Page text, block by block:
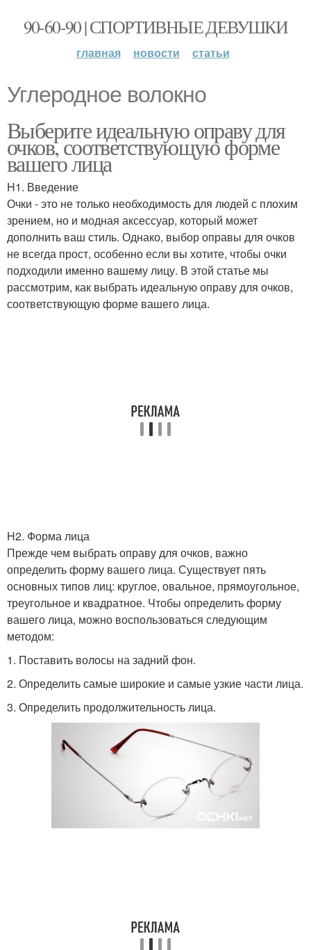
90-60-90 | СПОРТИВНЫЕ ДЕВУШКИ
главная новости статьи
Углеродное волокно
Выберите идеальную оправу для
очков, соответствующую форме
вашего лица
H1. Введение
Очки - это не только необходимость для людей с плохим
зрением, но и модная аксессуар, который может
дополнить ваш стиль. Однако, выбор оправы для очков
не всегда прост, особенно если вы хотите, чтобы очки
подходили именно вашему лицу. В этой статье мы
рассмотрим, как выбрать идеальную оправу для очков,
соответствующую форме вашего лица.
H2. Форма лица
Прежде чем выбрать оправу для очков, важно
определить форму вашего лица. Существует пять
основных типов лиц: круглое, овальное, прямоугольное,
треугольное и квадратное. Чтобы определить форму
вашего лица, можно воспользоваться следующим
методом:
1. Поставить волосы на задний фон.
2. Определить самые широкие и самые узкие части лица.
3. Определить продолжительность лица.